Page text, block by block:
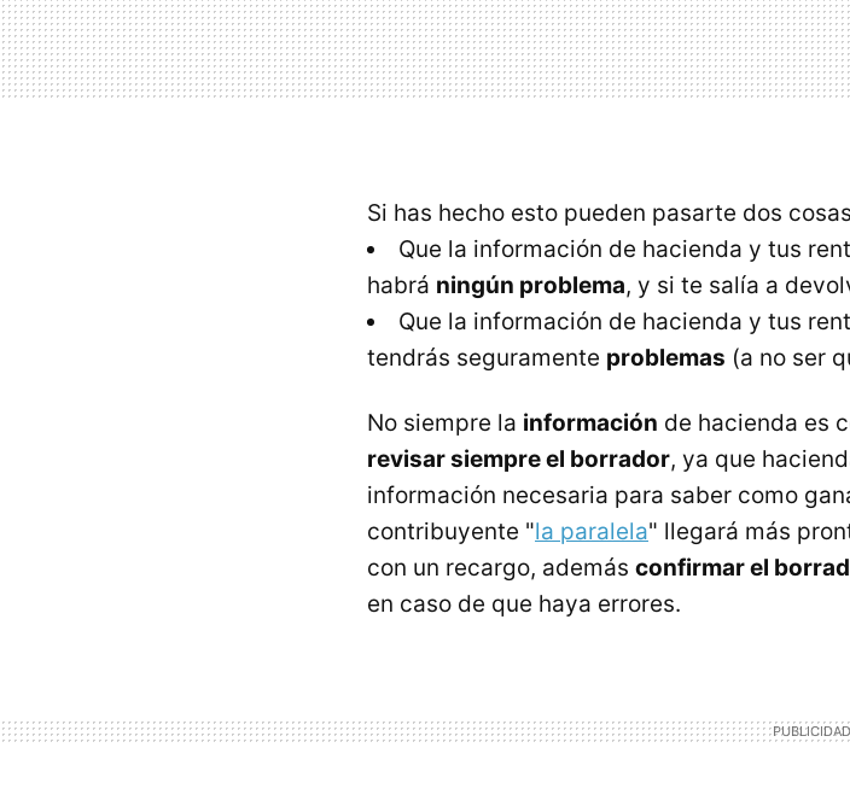
Si has hecho esto pueden pasarte dos
Que la información de hacienda y tus
habrá ningún problema, y si te salía a
Que la información de hacienda y tus
tendrás seguramente problemas (a no ser
No siempre la información de hacienda es
revisar siempre el borrador, ya que
información necesaria para saber como
contribuyente "la paralela" llegará más
con un recargo, además confirmar el
en caso de que haya errores.